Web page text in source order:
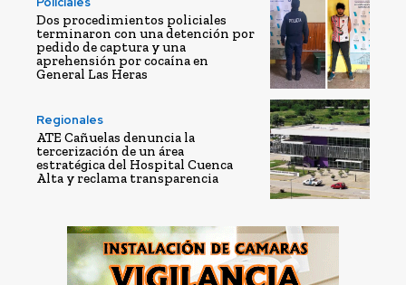
Dos procedimientos policiales
terminaron con una detención por
pedido de captura y una
aprehensión por cocaína en
General Las Heras
Regionales
ATE Cañuelas denuncia la
tercerización de un área
estratégica del Hospital Cuenca
Alta y reclama transparencia